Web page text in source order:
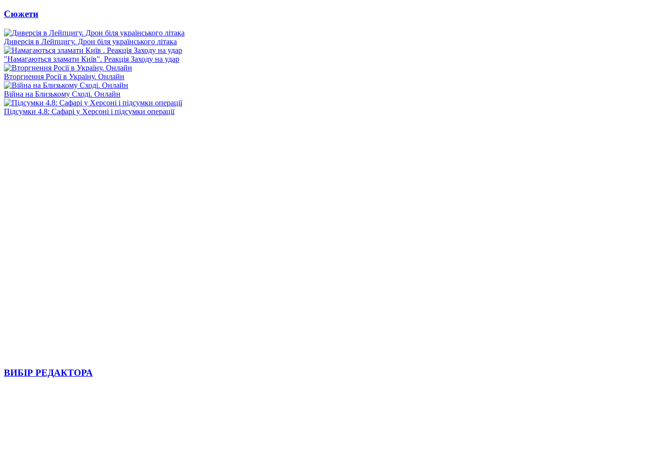
Сюжети
Диверсія в Лейпцигу. Дрон біля українського літака
"Намагаються зламати Київ". Реакція Заходу на удар
Вторгнення Росії в Україну. Онлайн
Війна на Близькому Сході. Онлайн
Підсумки 4.8: Сафарі у Херсоні і підсумки операції
ВИБІР РЕДАКТОРА